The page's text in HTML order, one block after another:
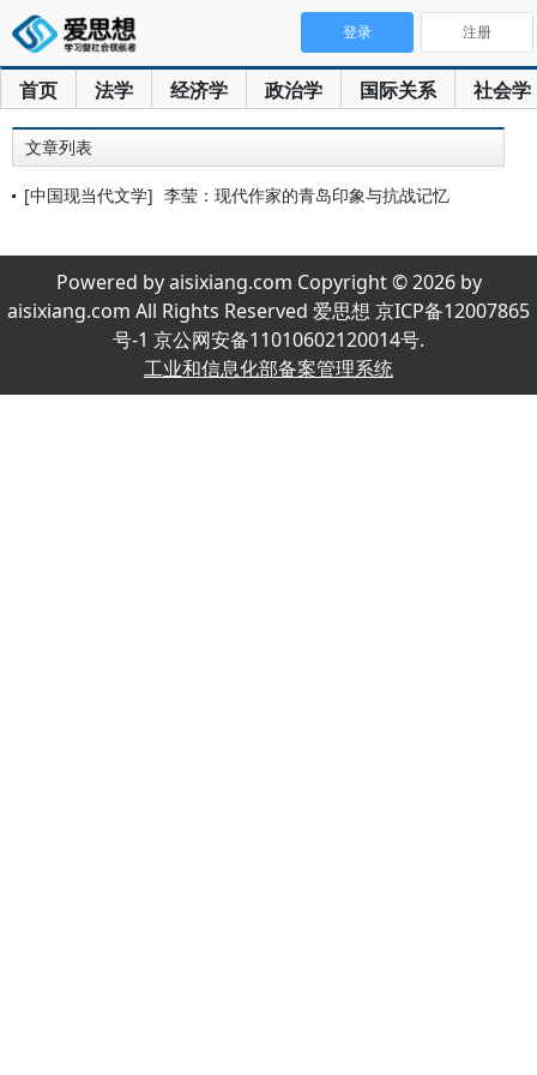
首页 法学 经济学 政治学 国际关系 社会学
登录 注册
文章列表
[中国现当代文学] 李莹：现代作家的青岛印象与抗战记忆
Powered by aisixiang.com Copyright © 2026 by
aisixiang.com All Rights Reserved 爱思想 京ICP备12007865
号-1 京公网安备11010602120014号.
工业和信息化部备案管理系统